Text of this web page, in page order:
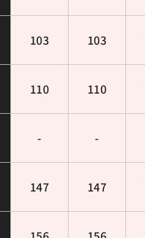
103 103
110 110
- -
147 147